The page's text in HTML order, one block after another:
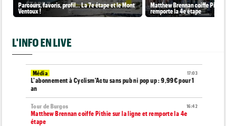
Parcours, favoris, profil… La 7e étape et le Mont
Ventoux !
Matthew Brennan coiffe Pithie
remporte la 4e étape
L'INFO EN LIVE
17:03
Média
L'abonnement à Cyclism'Actu sans pub ni pop up : 9,99€ pour 1
an
16:42
Tour de Burgos
Matthew Brennan coiffe Pithie sur la ligne et remporte la 4e
étape